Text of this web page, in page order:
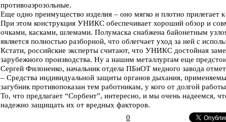
противоаэрозольные.
Еще одно преимущество изделия – оно мягко и плотно прилегает
При этом конструкция УНИКС обеспечивает хороший обзор и
очками, касками, шлемами. Полумаска снабжена байонетным
является полностью разборной, что облегчает уход за ней с
Кстати, российские эксперты считают, что УНИКС достойная
зарубежного производства. Ну а нашим металлургам еще
Сергей Филоненко, начальник отдела ПБиОТ медного завода
– Средства индивидуальной защиты органов дыхания,
загубник противопоказан тем работникам, у кого от долгой
То, что предлагает “Сорбент”, интересно, и мы очень надеемся,
надежно защищать их от вредных факторов.
0